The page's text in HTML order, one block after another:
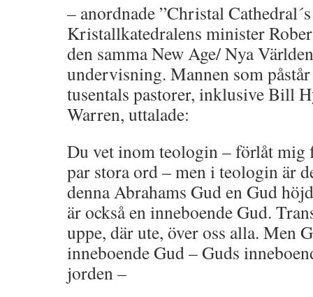
– anordnade ”Christal
Kristallkatedralens minister
den samma New Age/ Nya
undervisning. Mannen som
tusentals pastorer, inklusive Bill
Warren, uttalade:
Du vet inom teologin – förlåt mig
par stora ord – men i teologin är
denna Abrahams Gud en Gud
är också en inneboende Gud.
uppe, där ute, över oss alla. Men
inneboende Gud – Guds
jorden –